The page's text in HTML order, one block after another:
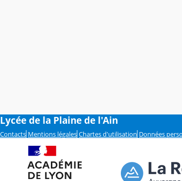
Lycée de la Plaine de l'Ain
Contacts Mentions légales Chartes d'utilisation Données